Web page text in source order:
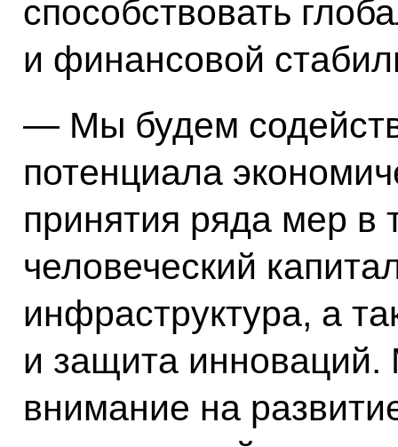
способствовать
и финансовой
— Мы будем
потенциала
принятия ряда мер в
человеческий
инфраструктура, а
и защита
внимание на